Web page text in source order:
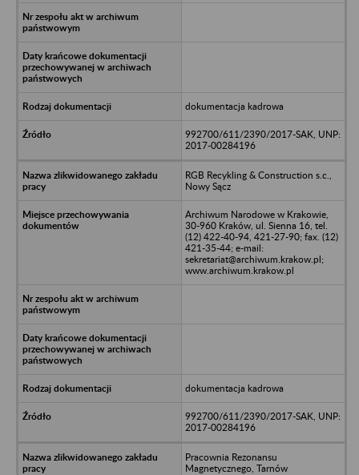
dokumentacja kadrowa
992700/611/2390/2017-SAK, UNP:
2017-00284196
RGB Recykling & Construction s.c.,
Nowy Sącz
Archiwum Narodowe w Krakowie,
30-960 Kraków, ul. Sienna 16, tel.
(12) 422-40-94, 421-27-90; fax. (12)
421-35-44; e-mail:
sekretariat@archiwum.krakow.pl;
www.archiwum.krakow.pl
dokumentacja kadrowa
992700/611/2390/2017-SAK, UNP:
2017-00284196
Pracownia Rezonansu
Magnetycznego, Tarnów